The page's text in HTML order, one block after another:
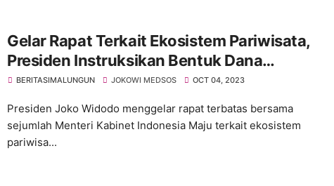
Gelar Rapat Terkait Ekosistem Pariwisata,
Presiden Instruksikan Bentuk Dana
Pariwisata
BERITASIMALUNGUN JOKOWI MEDSOS OCT 04, 2023
Presiden Joko Widodo menggelar rapat terbatas bersama
sejumlah Menteri Kabinet Indonesia Maju terkait ekosistem
pariwisa...